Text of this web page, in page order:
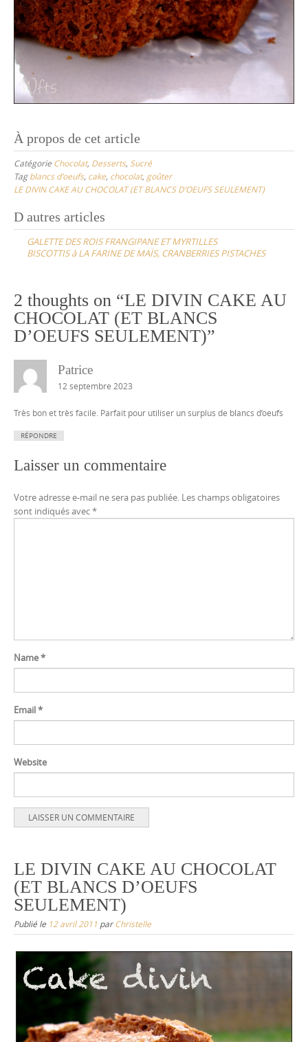
À propos de cet article
Catégorie Chocolat, Desserts, Sucré
Tagblancs d'oeufs, cake, chocolat, goûter
LE DIVIN CAKE AU CHOCOLAT (ET BLANCS D’OEUFS SEULEMENT)
Post
navigation
D autres articles
GALETTE DES ROIS FRANGIPANE ET MYRTILLES
BISCOTTIS à LA FARINE DE MAÏS, CRANBERRIES PISTACHES
2 thoughts on “LE DIVIN CAKE AU
CHOCOLAT (ET BLANCS
D’OEUFS SEULEMENT)”
Patrice
12 septembre 2023
Très bon et très facile. Parfait pour utiliser un surplus de blancs d’oeufs
RÉPONDRE
Laisser un commentaire
Votre adresse e-mail ne sera pas publiée. Les champs obligatoires
sont indiqués avec*
Name*
Email*
Website
LE DIVIN CAKE AU CHOCOLAT
(ET BLANCS D’OEUFS
SEULEMENT)
Publié le 12 avril 2011 parChristelle